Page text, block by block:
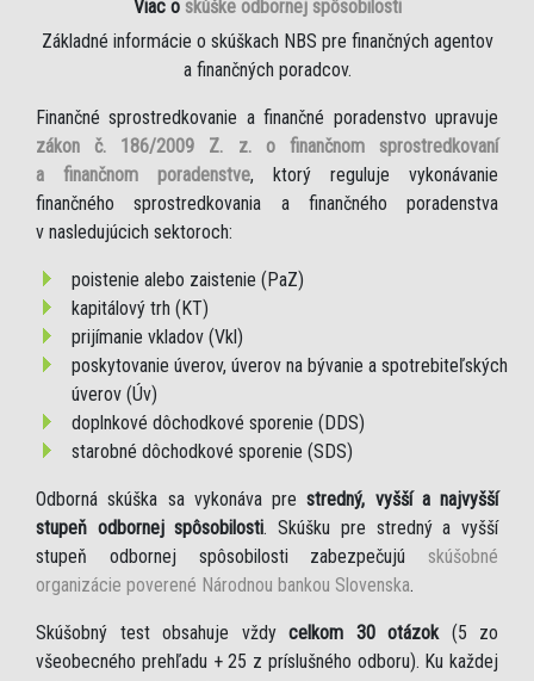
Viac o skúške odbornej spôsobilosti
Základné informácie o skúškach NBS pre finančných agentov
a finančných poradcov.
Finančné sprostredkovanie a finančné poradenstvo upravuje
zákon č. 186/2009 Z. z. o finančnom sprostredkovaní
a finančnom poradenstve, ktorý reguluje vykonávanie
finančného sprostredkovania a finančného poradenstva
v nasledujúcich sektoroch:
poistenie alebo zaistenie (PaZ)
kapitálový trh (KT)
prijímanie vkladov (Vkl)
poskytovanie úverov, úverov na bývanie a spotrebiteľských
úverov (Úv)
doplnkové dôchodkové sporenie (DDS)
starobné dôchodkové sporenie (SDS)
Odborná skúška sa vykonáva prestredný, vyšší a najvyšší
stupeň odbornej spôsobilosti. Skúšku pre stredný a vyšší
stupeň odbornej spôsobilosti zabezpečujú skúšobné
organizácie poverené Národnou bankou Slovenska.
Skúšobný test obsahuje vždy celkom 30 otázok(5 zo
všeobecného prehľadu + 25 z príslušného odboru). Ku každej